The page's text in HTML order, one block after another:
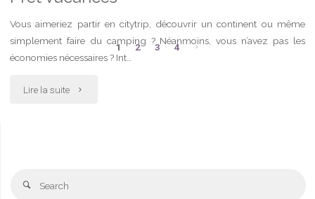
Vous aimeriez partir en citytrip, découvrir un continent ou même
simplement faire du camping ? Néanmoins, vous n’avez pas les
économies nécessaires ? Int…
Lire la suite "Prêt
1 2 3 4
Search